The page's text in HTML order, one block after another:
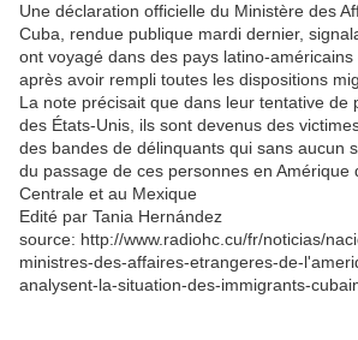
Une déclaration officielle du Ministère des
Cuba, rendue publique mardi dernier,
ont voyagé dans des pays latino-américains
après avoir rempli toutes les dispositions
La note précisait que dans leur tentative de
des États-Unis, ils sont devenus des
des bandes de délinquants qui sans aucun
du passage de ces personnes en Amérique
Centrale et au Mexique
Edité par Tania Hernández
source: http://www.radiohc.cu/fr/noticias/
ministres-des-affaires-etrangeres-de-
analysent-la-situation-des-immigrants-